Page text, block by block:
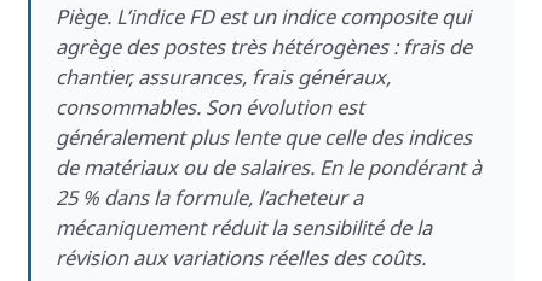
Piège. L’indice FD est un indice composite qui
agrège des postes très hétérogènes : frais de
chantier, assurances, frais généraux,
consommables. Son évolution est
généralement plus lente que celle des indices
de matériaux ou de salaires. En le pondérant à
25 % dans la formule, l’acheteur a
mécaniquement réduit la sensibilité de la
révision aux variations réelles des coûts.